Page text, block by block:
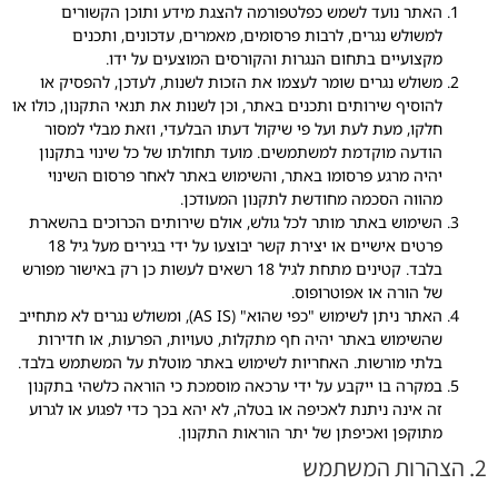
האתר נועד לשמש כפלטפורמה להצגת מידע ותוכן הקשורים
למשולש נגרים, לרבות פרסומים, מאמרים, עדכונים, ותכנים
מקצועיים בתחום הנגרות והקורסים המוצעים על ידו.
משולש נגרים שומר לעצמו את הזכות לשנות, לעדכן, להפסיק או
להוסיף שירותים ותכנים באתר, וכן לשנות את תנאי התקנון, כולו או
חלקו, מעת לעת ועל פי שיקול דעתו הבלעדי, וזאת מבלי למסור
הודעה מוקדמת למשתמשים. מועד תחולתו של כל שינוי בתקנון
יהיה מרגע פרסומו באתר, והשימוש באתר לאחר פרסום השינוי
מהווה הסכמה מחודשת לתקנון המעודכן.
השימוש באתר מותר לכל גולש, אולם שירותים הכרוכים בהשארת
פרטים אישיים או יצירת קשר יבוצעו על ידי בגירים מעל גיל 18
בלבד. קטינים מתחת לגיל 18 רשאים לעשות כן רק באישור מפורש
של הורה או אפוטרופוס.
האתר ניתן לשימוש "כפי שהוא" (AS IS), ומשולש נגרים לא מתחייב
שהשימוש באתר יהיה חף מתקלות, טעויות, הפרעות, או חדירות
בלתי מורשות. האחריות לשימוש באתר מוטלת על המשתמש בלבד.
במקרה בו ייקבע על ידי ערכאה מוסמכת כי הוראה כלשהי בתקנון
זה אינה ניתנת לאכיפה או בטלה, לא יהא בכך כדי לפגוע או לגרוע
מתוקפן ואכיפתן של יתר הוראות התקנון.
2. הצהרות המשתמש